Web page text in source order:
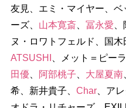
友見、エミ・マイヤー、ベ
ーズ、 山本寛斎、 冨永愛
ヌ・ロワトフェルド、国
ATSUSHI
、メット＝ピー
田優、 阿部桃子 大屋夏南
希、新井貴子、 Char、ア